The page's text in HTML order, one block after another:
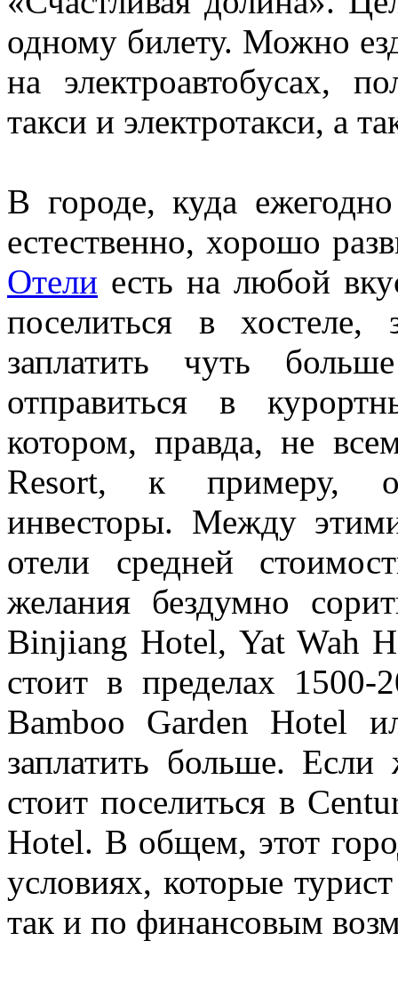
одному билету. Можно
на электроавтобусах,
такси и электротакси, а
В городе, куда
естественно, хорошо
Отели есть на любой
поселиться в
заплатить чуть
отправиться в
котором, правда, не
Resort, к примеру,
инвесторы. Между
отели средней
желания бездумно
Binjiang Hotel, Yat Wah
стоит в пределах
Bamboo Garden Hotel
заплатить больше. Если
стоит поселиться в
Hotel. В общем, этот
условиях, которые
так и по финансовым